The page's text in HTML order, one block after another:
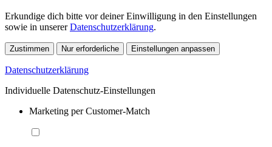
Erkundige dich bitte vor deiner Einwilligung in den Einstellungen
sowie in unsererDatenschutzerklärung.
Zustimmen Nur erforderliche Einstellungen anpassen
Datenschutzerklärung
Individuelle Datenschutz-Einstellungen
Marketing per Customer-Match